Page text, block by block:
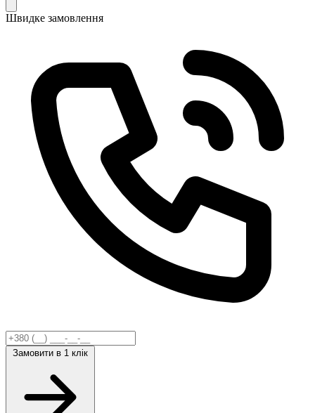
Швидке замовлення
Замовити в 1 клік